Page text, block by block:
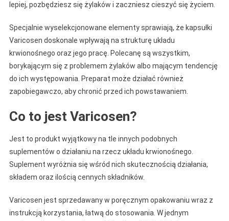
lepiej, pozbędziesz się żylaków i zaczniesz cieszyć się życiem.
Specjalnie wyselekcjonowane elementy sprawiają, że kapsułki
Varicosen doskonale wpływają na strukturę układu
krwionośnego oraz jego pracę. Polecanę są wszystkim,
borykającym się z problemem żylaków albo mającym tendencję
do ich występowania. Preparat może działać również
zapobiegawczo, aby chronić przed ich powstawaniem.
Co to jest Varicosen?
Jest to produkt wyjątkowy na tle innych podobnych
suplementów o działaniu na rzecz układu krwionośnego.
Suplement wyróżnia się wśród nich skutecznością działania,
składem oraz ilością cennych składników.
Varicosen jest sprzedawany w poręcznym opakowaniu wraz z
instrukcją korzystania, łatwą do stosowania. W jednym